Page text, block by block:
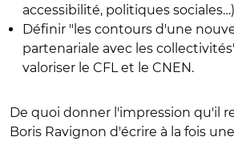
accessibilité, politiques
Définir "les contours d'une
partenariale avec les
valoriser le CFL et le CNEN.
De quoi donner l'impression qu'il
Boris Ravignon d'écrire à la fois